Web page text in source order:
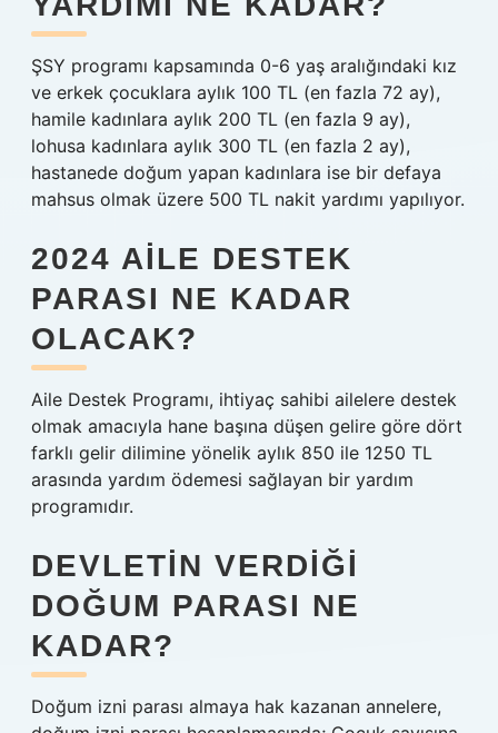
ŞSY programı kapsamında 0-6 yaş aralığındaki kız
ve erkek çocuklara aylık 100 TL (en fazla 72 ay),
hamile kadınlara aylık 200 TL (en fazla 9 ay),
lohusa kadınlara aylık 300 TL (en fazla 2 ay),
hastanede doğum yapan kadınlara ise bir defaya
mahsus olmak üzere 500 TL nakit yardımı yapılıyor.
2024 AILE DESTEK
PARASI NE KADAR
OLACAK?
Aile Destek Programı, ihtiyaç sahibi ailelere destek
olmak amacıyla hane başına düşen gelire göre dört
farklı gelir dilimine yönelik aylık 850 ile 1250 TL
arasında yardım ödemesi sağlayan bir yardım
programıdır.
DEVLETIN VERDIĞI
DOĞUM PARASI NE
KADAR?
Doğum izni parası almaya hak kazanan annelere,